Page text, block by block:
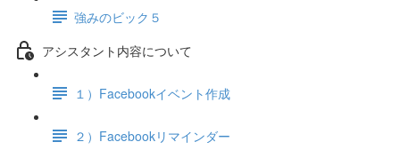
強みのビック５
アシスタント内容について
１）Facebookイベント作成
２）Facebookリマインダー